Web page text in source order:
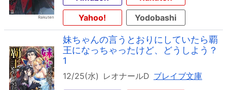
Yahoo!
Yodobashi
妹ちゃんの言うとおりにしていたら覇
王になっちゃったけど、どうしよう？
1
12/25(水) レオナールD ブレイブ文庫